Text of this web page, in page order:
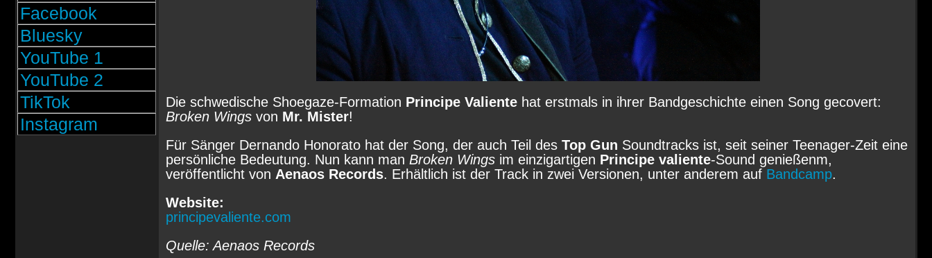
Facebook
Bluesky
YouTube 1
YouTube 2
TikTok
Instagram
Die schwedische Shoegaze-Formation Principe Valientehat erstmals in ihrer Bandgeschichte einen Song gecovert:
Broken Wingsvon Mr. Mister!
Für Sänger Dernando Honorato hat der Song, der auch Teil des Top Gun Soundtracks ist, seit seiner Teenager-Zeit eine
persönliche Bedeutung. Nun kann man Broken Wingsim einzigartigen Principe valiente-Sound genießenm,
veröffentlicht von Aenaos Records. Erhältlich ist der Track in zwei Versionen, unter anderem auf Bandcamp.
Website:
principevaliente.com
Quelle: Aenaos Records